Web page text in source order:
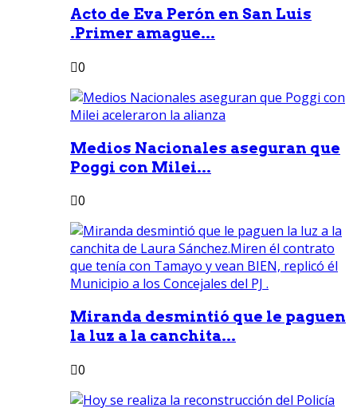
Acto de Eva Perón en San Luis
.Primer amague...
0
Medios Nacionales aseguran que
Poggi con Milei...
0
Miranda desmintió que le paguen
la luz a la canchita...
0